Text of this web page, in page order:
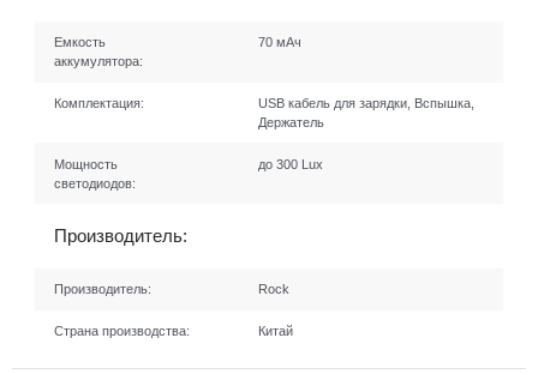
Емкость
аккумулятора:
70 мАч
Комплектация:
USB кабель для зарядки, Вспышка,
Держатель
Мощность
светодиодов:
до 300 Lux
Производитель:
Производитель: Rock
Страна производства: Китай